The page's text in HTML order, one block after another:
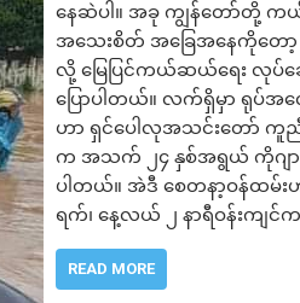
နေဆဲပါ။ အခု ကျွန်တော်တို့
အသေးစိတ် အခြေအနေကိုတော့ န
လို့ မြေပြင်ကယ်ဆယ်ရေး လု
ပြောပါတယ်။ လက်ရှိမှာ ရုပ်အလ
ဟာ ရှင်ပေါလုအသင်းတော်
က အသက် ၂၄ နှစ်အရွယ် ကိုဂျာ
ပါတယ်။ အဲဒီ စေတနာ့ဝန်ထမ်း
ရက်၊ နေ့လယ် ၂ နာရီဝန်းကျင်
READ MORE